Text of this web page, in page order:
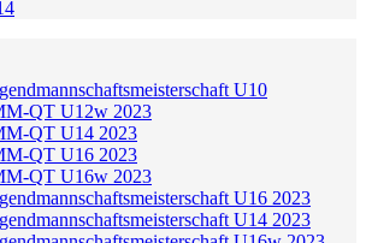
U10
QT U12w 2023
QT U14 2023
QT U16 2023
QT U16w 2023
U16 2023
U14 2023